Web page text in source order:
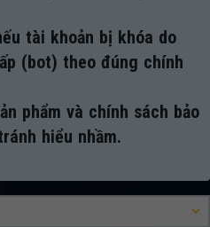
tài khoản bị khóa do
(bot) theo đúng chính
phẩm và chính sách bảo
hiểu nhầm.